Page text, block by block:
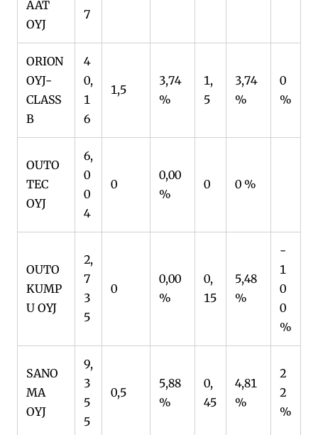
AAT
OYJ
7
ORION
OYJ-
CLASS
B
4
0,
1
6
1,5
3,74
%
1,
5
3,74
%
0
%
OUTO
TEC
OYJ
6,
0
0
4
0
0,00
%
0 0 %
OUTO
KUMP
U OYJ
2,
7
3
5
0
0,00
%
0,
15
5,48
%
-
1
0
0
%
SANO
MA
OYJ
9,
3
5
5
0,5
5,88
%
0,
45
4,81
%
2
2
%